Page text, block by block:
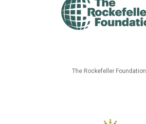
The Rockefeller Foundation